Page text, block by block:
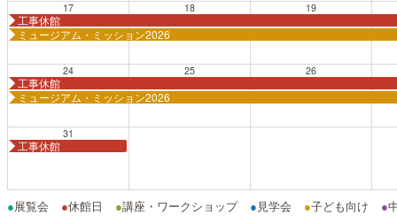
17
工事休館
ミュージアム・ミッション2026
18 19
24
工事休館
ミュージアム・ミッション2026
25 26
31
工事休館
●展覧会 ●休館日 ●講座・ワークショップ ● 見学会 ●子ども向け ●